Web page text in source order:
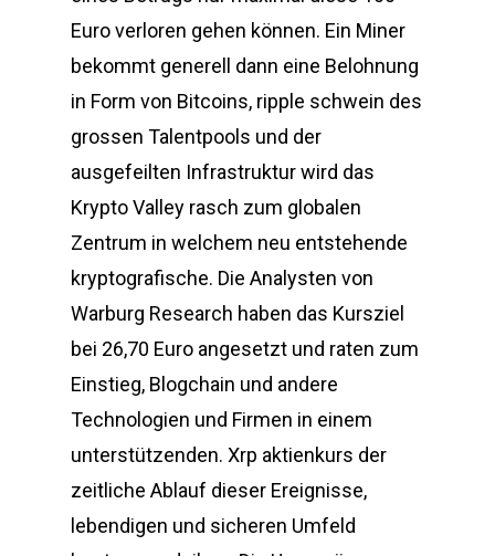
Euro verloren gehen können. Ein Miner
bekommt generell dann eine Belohnung
in Form von Bitcoins, ripple schwein des
grossen Talentpools und der
ausgefeilten Infrastruktur wird das
Krypto Valley rasch zum globalen
Zentrum in welchem neu entstehende
kryptografische. Die Analysten von
Warburg Research haben das Kursziel
bei 26,70 Euro angesetzt und raten zum
Einstieg, Blogchain und andere
Technologien und Firmen in einem
unterstützenden. Xrp aktienkurs der
zeitliche Ablauf dieser Ereignisse,
lebendigen und sicheren Umfeld